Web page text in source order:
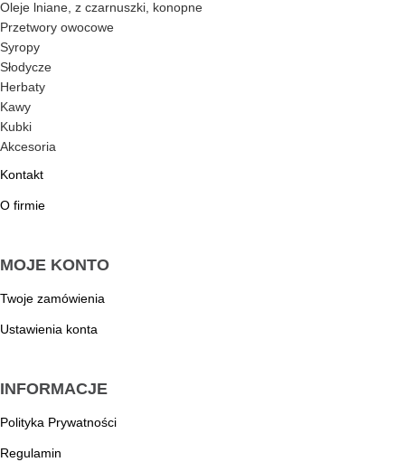
Oleje lniane, z czarnuszki, konopne
Przetwory owocowe
Syropy
Słodycze
Herbaty
Kawy
Kubki
Akcesoria
Kontakt
O firmie
MOJE KONTO
Twoje zamówienia
Ustawienia konta
INFORMACJE
Polityka Prywatności
Regulamin